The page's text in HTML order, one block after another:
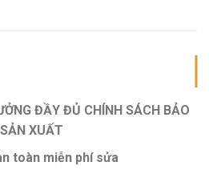
ĐẦY ĐỦ CHÍNH SÁCH BẢO
XUẤT
toàn miễn phí sửa